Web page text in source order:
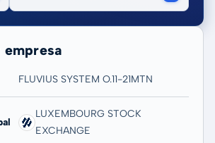
empresa
FLUVIUS SYSTEM O.11-21MTN
LUXEMBOURG STOCK
EXCHANGE